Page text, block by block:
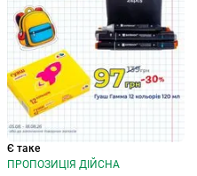
Є таке
ПРОПОЗИЦІЯ ДІЙСНА